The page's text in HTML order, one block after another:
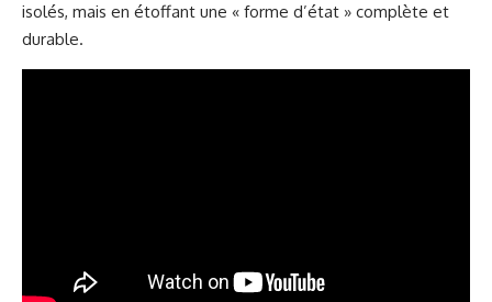
isolés, mais en étoffant une « forme d’état » complète et
durable.